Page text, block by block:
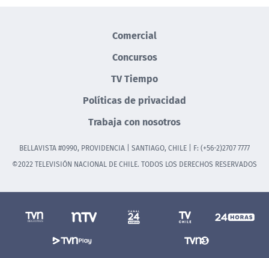
Comercial
Concursos
TV Tiempo
Políticas de privacidad
Trabaja con nosotros
BELLAVISTA #0990, PROVIDENCIA | SANTIAGO, CHILE | F: (+56-2)2707 7777
©2022 TELEVISIÓN NACIONAL DE CHILE. TODOS LOS DERECHOS RESERVADOS